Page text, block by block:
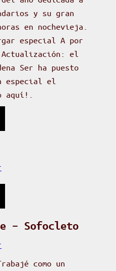
y su gran
en nochevieja.
especial A por
Actualización: el
Ser ha puesto
especial el
aquí!.
– Sofocleto
como un